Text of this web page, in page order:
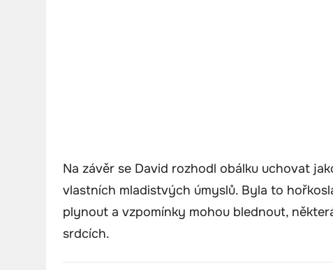
Na závěr se David rozhodl obálku uchovat
vlastních mladistvých úmyslů. Byla to
plynout a vzpomínky mohou blednout,
srdcích.